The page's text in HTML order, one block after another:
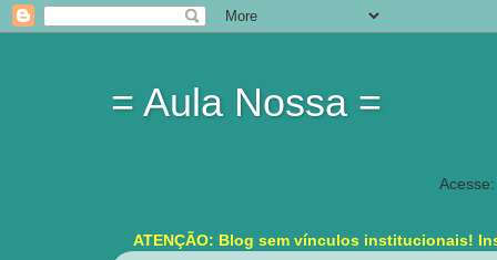
= Aula Nossa =
Acesse:
ATENÇÃO: Blog sem vínculos institucionais!